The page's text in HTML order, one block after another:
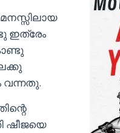
ഇത്രേം
വന്നതു.
ഷീജയെ